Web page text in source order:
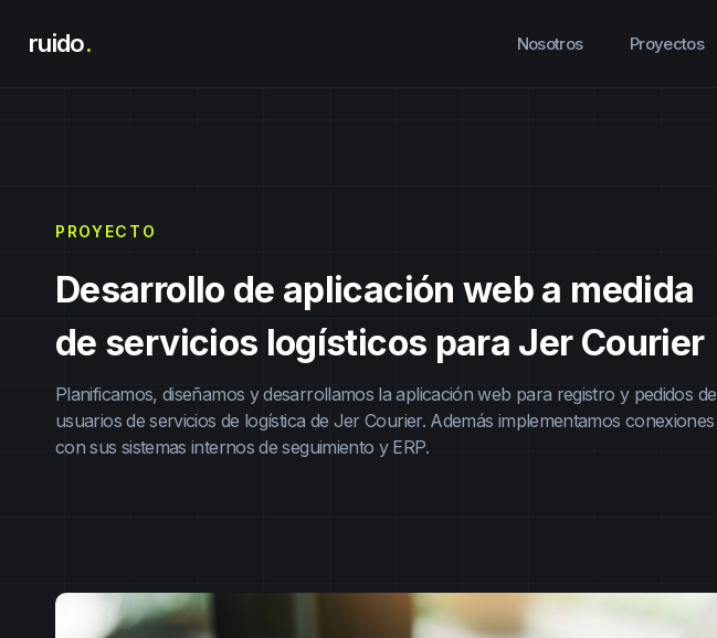
ruido. Nosotros Proyectos
PROYECTO
Desarrollo de aplicación web a medida
de servicios logísticos para Jer Courier
Planificamos, diseñamos y desarrollamos la aplicación web para registro y pedidos de
usuarios de servicios de logística de Jer Courier. Además implementamos conexiones
con sus sistemas internos de seguimiento y ERP.